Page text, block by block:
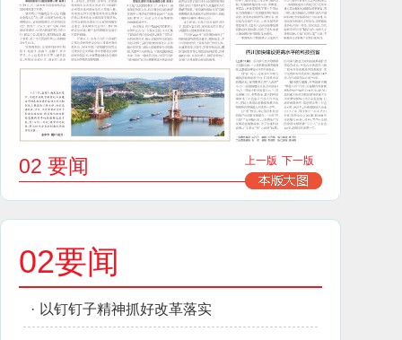
02 要闻 上一版 下一版
02要闻
· 以钉钉子精神抓好改革落实